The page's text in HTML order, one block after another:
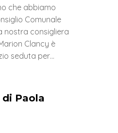
che abbiamo
Comunale
nostra consigliera
Clancy è
seduta per…
di Paola